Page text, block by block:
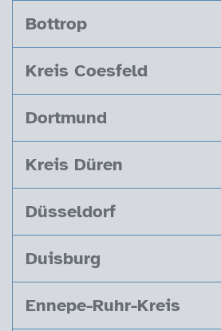
Bottrop
Kreis Coesfeld
Dortmund
Kreis Düren
Düsseldorf
Duisburg
Ennepe-Ruhr-Kreis